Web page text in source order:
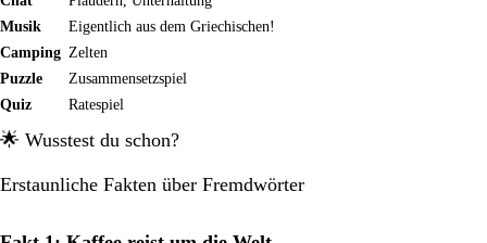
Musik
Eigentlich aus dem Griechischen!
Camping Zelten
Puzzle
Zusammensetzspiel
Quiz
Ratespiel
🌟 Wusstest du schon?
Erstaunliche Fakten über Fremdwörter